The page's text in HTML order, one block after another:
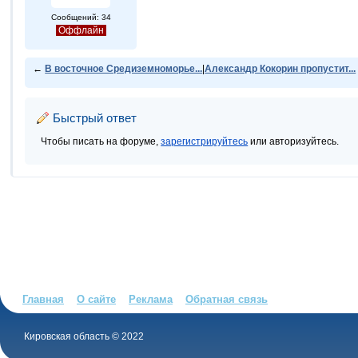
Сообщений: 34
Оффлайн
← В восточное Средиземноморье... |Александр Кокорин пропустит...
Быстрый ответ
Чтобы писать на форуме,зарегистрируйтесь или авторизуйтесь.
Главная О сайте Реклама Обратная связь
Кировская область © 2022